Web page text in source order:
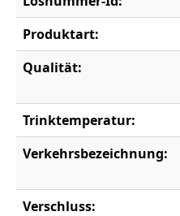
Produktart:
Qualität:
Trinktemperatur:
Verkehrsbezeichnung:
Verschluss: